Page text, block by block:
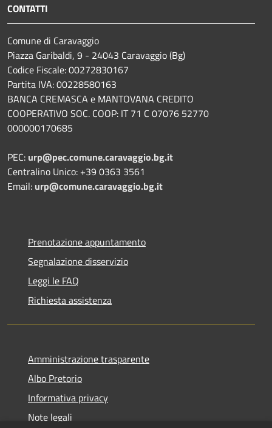
CONTATTI
Comune di Caravaggio
Piazza Garibaldi, 9 - 24043 Caravaggio (Bg)
Codice Fiscale: 00272830167
Partita IVA: 00228580163
BANCA CREMASCA e MANTOVANA CREDITO
COOPERATIVO SOC. COOP: IT 71 C 07076 52770
000000170685
PEC: urp@pec.comune.caravaggio.bg.it
Centralino Unico: +39 0363 3561
Email: urp@comune.caravaggio.bg.it
Prenotazione appuntamento
Segnalazione disservizio
Leggi le FAQ
Richiesta assistenza
Amministrazione trasparente
Albo Pretorio
Informativa privacy
Note legali